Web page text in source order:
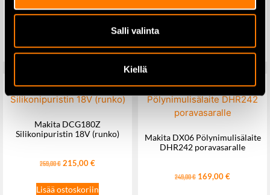
Salli valinta
Kiellä
Lisää ostoskoriin
209,00€179,00€
Makita DCG180Z
Silikonipuristin 18V (runko)
259,00€215,00€
Lisää ostoskoriin
Makita DX06 Pölynimulisälaite
DHR242 poravasaralle
249,00€ 169,00€